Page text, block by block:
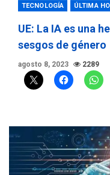
TECNOLOGÍA ÚLTIMA
UE: La IA es una
sesgos de género
agosto 8, 2023 2289